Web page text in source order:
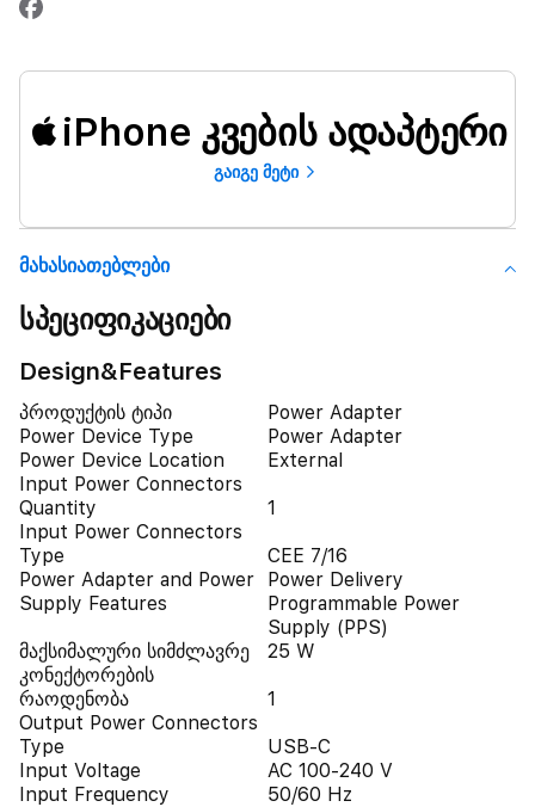
iPhone კვების ადაპტერი
გაიგე მეტი
Მახასიათებლები
სპეციფიკაციები
Design&Features
პროდუქტის ტიპი
Power Adapter
Power Device Type
Power Adapter
Power Device Location
External
Input Power Connectors
Quantity
1
Input Power Connectors
Type
CEE 7/16
Power Adapter and Power
Supply Features
Power Delivery
Programmable Power
Supply (PPS)
მაქსიმალური სიმძლავრე
25 W
კონექტორების
რაოდენობა
1
Output Power Connectors
Type
USB-C
Input Voltage
AC 100-240 V
Input Frequency
50/60 Hz